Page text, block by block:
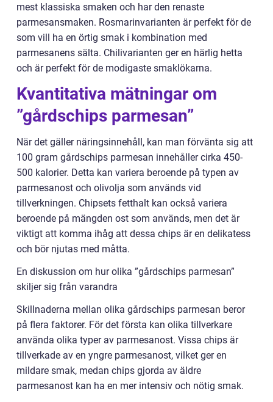
mest klassiska smaken och har den renaste
parmesansmaken. Rosmarinvarianten är perfekt för de
som vill ha en örtig smak i kombination med
parmesanens sälta. Chilivarianten ger en härlig hetta
och är perfekt för de modigaste smaklökarna.
Kvantitativa mätningar om
”gårdschips parmesan”
När det gäller näringsinnehåll, kan man förvänta sig att
100 gram gårdschips parmesan innehåller cirka 450-
500 kalorier. Detta kan variera beroende på typen av
parmesanost och olivolja som används vid
tillverkningen. Chipsets fetthalt kan också variera
beroende på mängden ost som används, men det är
viktigt att komma ihåg att dessa chips är en delikatess
och bör njutas med måtta.
En diskussion om hur olika ”gårdschips parmesan”
skiljer sig från varandra
Skillnaderna mellan olika gårdschips parmesan beror
på flera faktorer. För det första kan olika tillverkare
använda olika typer av parmesanost. Vissa chips är
tillverkade av en yngre parmesanost, vilket ger en
mildare smak, medan chips gjorda av äldre
parmesanost kan ha en mer intensiv och nötig smak.